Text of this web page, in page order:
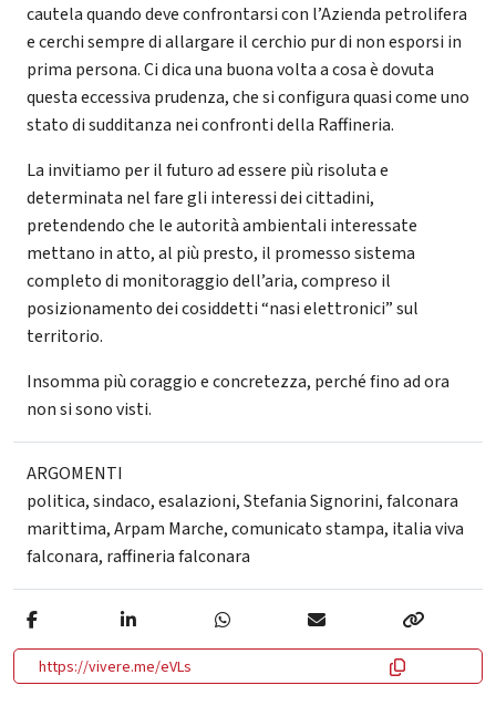
cautela quando deve confrontarsi con l’Azienda petrolifera
e cerchi sempre di allargare il cerchio pur di non esporsi in
prima persona. Ci dica una buona volta a cosa è dovuta
questa eccessiva prudenza, che si configura quasi come uno
stato di sudditanza nei confronti della Raffineria.
La invitiamo per il futuro ad essere più risoluta e
determinata nel fare gli interessi dei cittadini,
pretendendo che le autorità ambientali interessate
mettano in atto, al più presto, il promesso sistema
completo di monitoraggio dell’aria, compreso il
posizionamento dei cosiddetti “nasi elettronici” sul
territorio.
Insomma più coraggio e concretezza, perché fino ad ora
non si sono visti.
ARGOMENTI
politica,sindaco,esalazioni,Stefania Signorini,falconara
marittima,Arpam Marche,comunicato stampa, italia viva
falconara, raffineria falconara
https://vivere.me/eVLs